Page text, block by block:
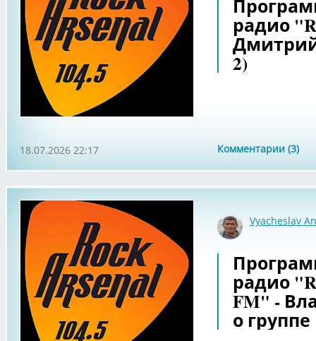
радио
2)
Комментарии (3)
18.07.2026 22:17
Vyacheslav
радио
FM" -
о